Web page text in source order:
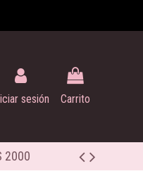
sesión Carrito
2000